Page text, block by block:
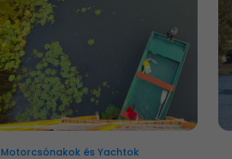
Motorcsónakok és Yachtok